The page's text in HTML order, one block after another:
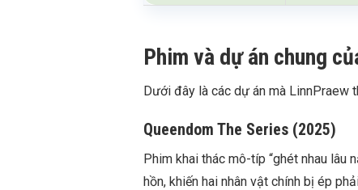
Phim và dự án chung
Dưới đây là các dự án mà LinnPraew
Queendom The Series (2025)
Phim khai thác mô-típ “ghét nhau lâu
hồn, khiến hai nhân vật chính bị ép